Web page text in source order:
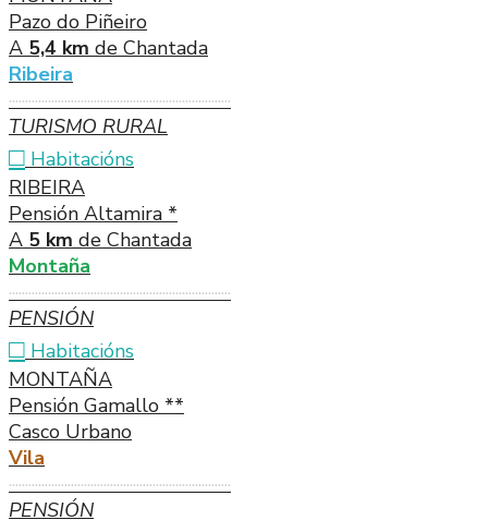
Pazo do Piñeiro
A 5,4 km de Chantada
Ribeira
····································································
TURISMO RURAL
□ Habitacións
RIBEIRA
Pensión Altamira *
A 5 km de Chantada
Montaña
····································································
PENSIÓN
□ Habitacións
MONTAÑA
Pensión Gamallo **
Casco Urbano
Vila
····································································
PENSIÓN